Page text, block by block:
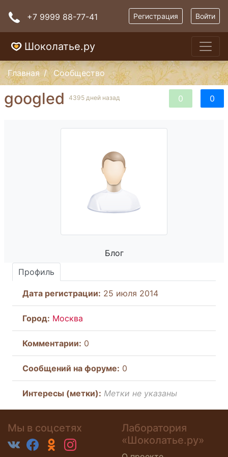
+7 9999 88-77-41 Регистрация Войти
Шоколатье.ру
Главная Сообщество
0 0
googled 4395 дней назад
Блог
Профиль
Дата регистрации: 25 июля 2014
Город: Москва
Комментарии: 0
Cообщений на форуме: 0
Интересы (метки): Метки не указаны
Мы в соцсетях
Лаборатория
«Шоколатье.ру»